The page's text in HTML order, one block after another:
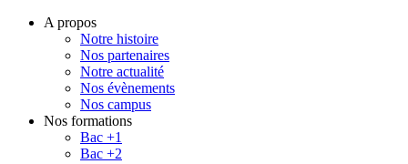
A propos
Notre histoire
Nos partenaires
Notre actualité
Nos évènements
Nos campus
Nos formations
Bac +1
Bac +2